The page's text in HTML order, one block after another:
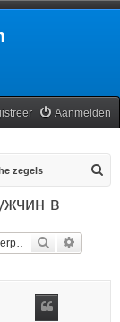
Aanmelden
zegels
в
Zoek